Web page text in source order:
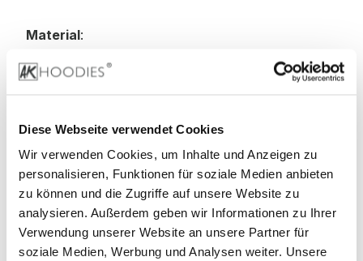
Diese Webseite verwendet Cookies
Wir verwenden Cookies, um Inhalte und Anzeigen zu
personalisieren, Funktionen für soziale Medien anbieten
zu können und die Zugriffe auf unsere Website zu
analysieren. Außerdem geben wir Informationen zu Ihrer
Verwendung unserer Website an unsere Partner für
soziale Medien, Werbung und Analysen weiter. Unsere
Material:
80% Baumwolle, 20% Polyester
70% Baumwolle, 30% Polyester (Smoke-Farben)
75% Baumwolle, 25% Polyester (Heather Grey)
52% Baumwolle, 48% Polyester (Charcoal)